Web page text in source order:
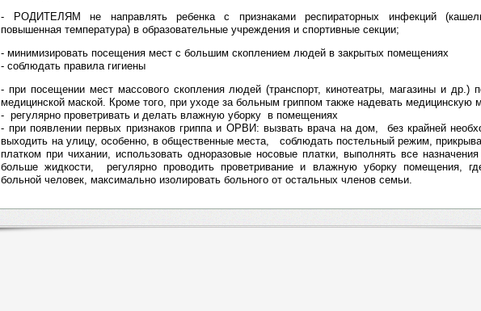
- РОДИТЕЛЯМ не направлять ребенка с признаками респираторных инфекций
повышенная температура) в образовательные учреждения и спортивные секции;
- минимизировать посещения мест с большим скоплением людей в закрытых помещениях
- соблюдать правила гигиены
- при посещении мест массового скопления людей (транспорт, кинотеатры, магазины и др.)
медицинской маской. Кроме того, при уходе за больным гриппом также надевать медицинскую
- регулярно проветривать и делать влажную уборку в помещениях
- при появлении первых признаков гриппа и ОРВИ: вызвать врача на дом, без крайней
выходить на улицу, особенно, в общественные места, соблюдать постельный режим,
платком при чихании, использовать одноразовые носовые платки, выполнять все
больше жидкости, регулярно проводить проветривание и влажную уборку помещения,
больной человек, максимально изолировать больного от остальных членов семьи.